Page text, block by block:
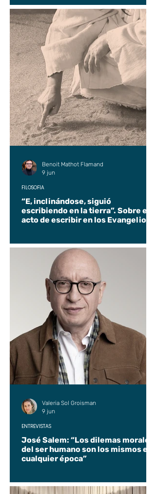
“E, inclinándose, siguió
escribiendo en la tierra”. Sobre el
acto de escribir en los Evangelios.
FILOSOFÍA
Benoit Mathot Flamand
9 jun
José Salem: “Los dilemas morales
del ser humano son los mismos en
cualquier época”
ENTREVISTAS
Valeria Sol Groisman
9 jun